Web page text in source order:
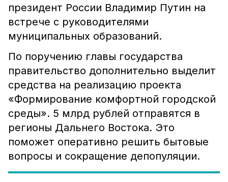
президент России Владимир Путин на
встрече с руководителями
муниципальных образований.
По поручению главы государства
правительство дополнительно выделит
средства на реализацию проекта
«Формирование комфортной городской
среды». 5 млрд рублей отправятся в
регионы Дальнего Востока. Это
поможет оперативно решить бытовые
вопросы и сокращение депопуляции.